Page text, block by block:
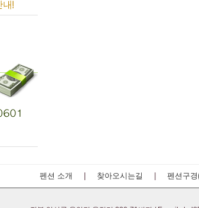
펜션 소개 찾아오시는길 펜션구